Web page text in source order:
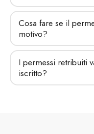
Cosa fare se il
motivo?
I permessi retribuiti
iscritto?